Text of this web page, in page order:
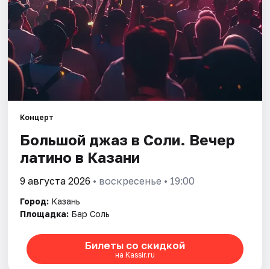
Концерт
Большой джаз в Соли. Вечер
латино в Казани
9 августа 2026 • воскресенье • 19:00
Город: Казань
Площадка: Бар Соль
Билеты со скидкой
на Kassir.ru